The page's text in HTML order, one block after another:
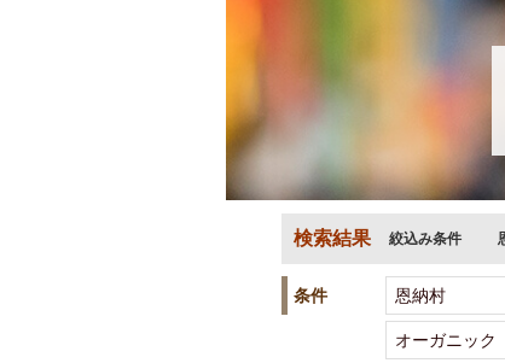
検索結果 絞込み条件
条件